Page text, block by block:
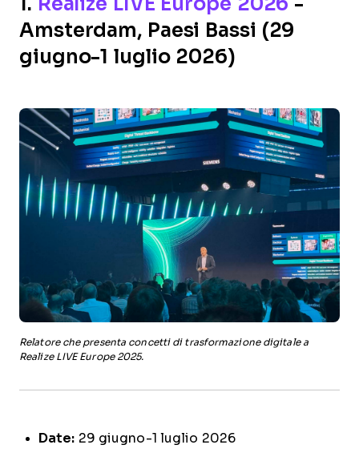
Amsterdam, Paesi Bassi (29
giugno-1 luglio 2026)
Relatore che presenta concetti di trasformazione digitale a
Realize LIVE Europe 2025.
Date: 29 giugno-1 luglio 2026